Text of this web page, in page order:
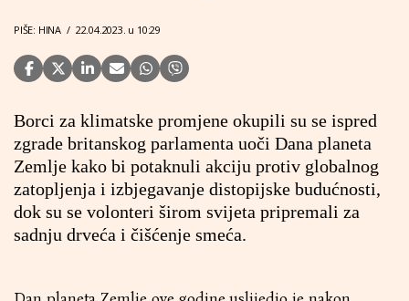
PIŠE: HINA / 22.04.2023. u 10:29
Borci za klimatske promjene okupili su se ispred
zgrade britanskog parlamenta uoči Dana planeta
Zemlje kako bi potaknuli akciju protiv globalnog
zatopljenja i izbjegavanje distopijske budućnosti,
dok su se volonteri širom svijeta pripremali za
sadnju drveća i čišćenje smeća.